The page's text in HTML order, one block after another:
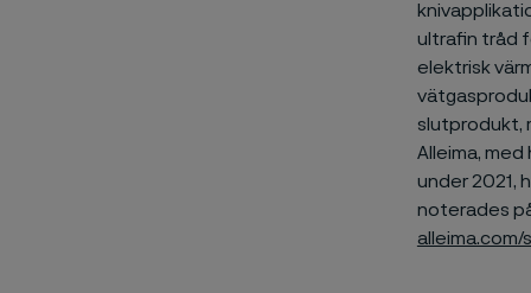
ultrafin tråd
elektrisk
slutprodukt,
Alleima,
under 2021,
noterades på
alleima.com/